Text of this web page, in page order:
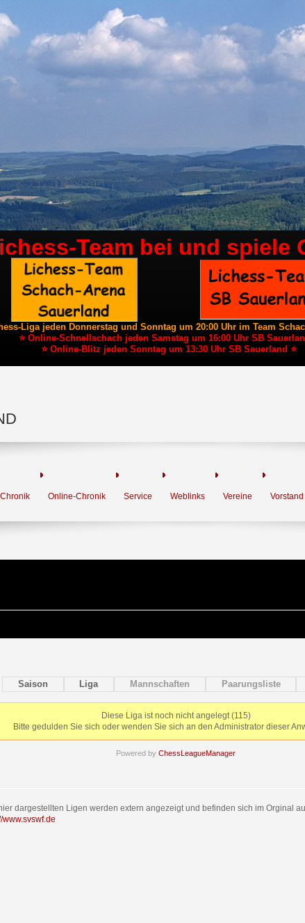
Team bei und spiele
Liga jeden Donnerstag und Sonntag um 20:00 Uhr im Team
⭐ Online-Schnellschach jeden Samstag um 16:00 Uhr SB
⭐ Online-Blitz jeden Sonntag um 13:30 Uhr SB Sauerland ⭐
Chronik Online-Chronik Service Weblinks Vereine Vorstand
Saison Liga Mannschaften Paarungsliste
Diese Liga ist noch nicht angelegt (115)
Bitte gedulden Sie sich oder wenden Sie sich an den Administrator dieser
Powered by ChessLeagueManager
dargestellten Ligen werden extern angezeigt und befinden sich im Orginal
www.svswf.de